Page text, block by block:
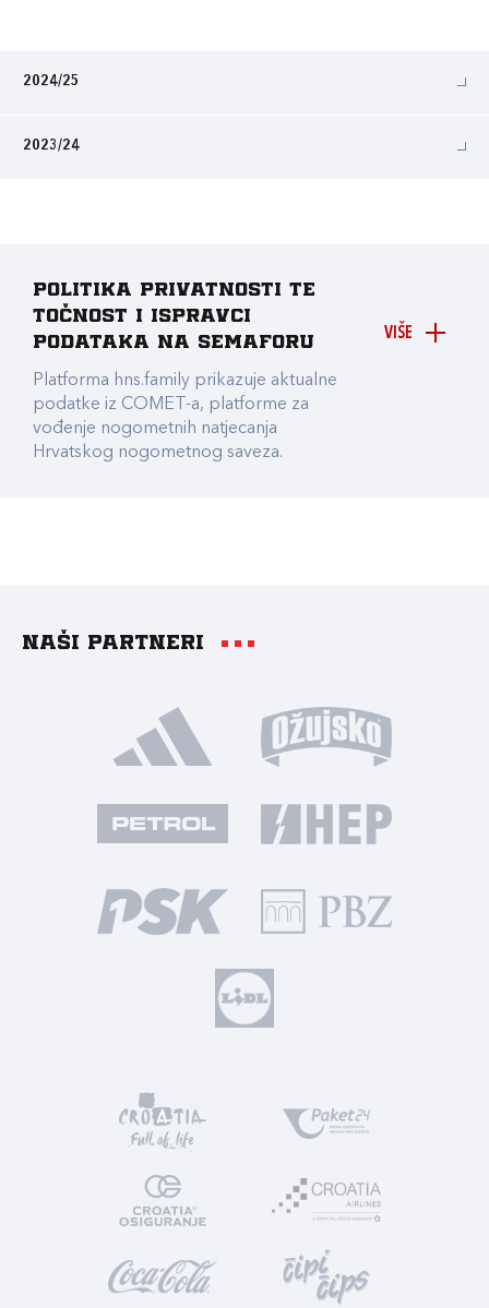
2024/25
2023/24
VIŠE
Politika privatnosti te
točnost i ispravci
podataka na Semaforu
Platforma hns.family prikazuje aktualne
podatke iz COMET-a, platforme za
vođenje nogometnih natjecanja
Hrvatskog nogometnog saveza.
Naši partneri